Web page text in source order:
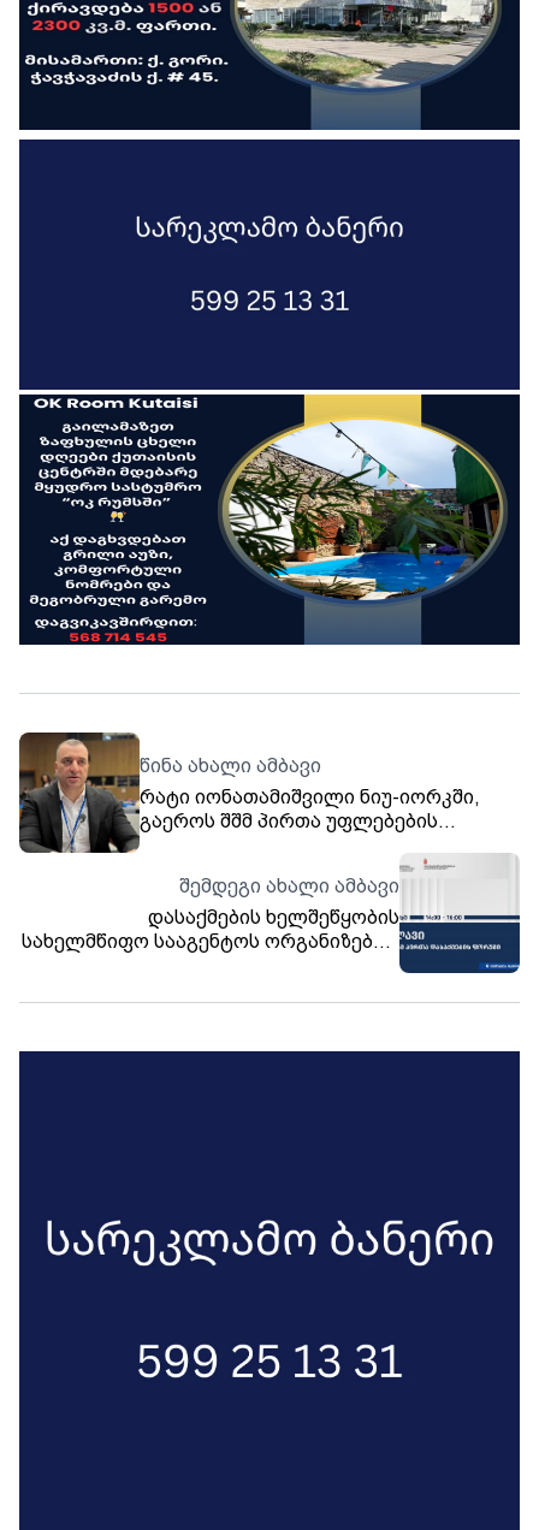
წინა ახალი ამბავი
რატი იონათამიშვილი ნიუ-იორკში,
გაეროს შშმ პირთა უფლებების
შემდეგი ახალი ამბავი
დასაქმების ხელშეწყობის
სახელმწიფო სააგენტოს ორგანიზებით